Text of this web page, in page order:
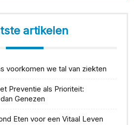
artikelen
voorkomen we tal van ziekten
Preventie als Prioriteit:
Genezen
Eten voor een Vitaal Leven